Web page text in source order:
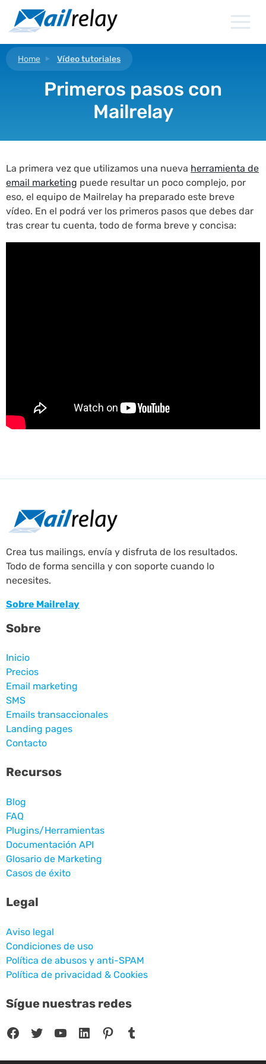
contenido
Home Vídeo tutoriales
Primeros pasos con
Mailrelay
La primera vez que utilizamos una nueva herramienta de
email marketing puede resultar un poco complejo, por
eso, el equipo de Mailrelay ha preparado este breve
vídeo. En el podrá ver los primeros pasos que debes dar
tras crear tu cuenta, todo de forma breve y concisa:
Crea tus mailings, envía y disfruta de los resultados.
Todo de forma sencilla y con soporte cuando lo
necesites.
Sobre Mailrelay
Sobre
Inicio
Precios
Email marketing
SMS
Emails transaccionales
Landing pages
Contacto
Recursos
Blog
FAQ
Plugins/Herramientas
Documentación API
Glosario de Marketing
Casos de éxito
Legal
Aviso legal
Condiciones de uso
Política de abusos y anti-SPAM
Política de privacidad & Cookies
Sígue nuestras redes
Facebook Twitter YouTube LinkedIn Pinterest Tumblr